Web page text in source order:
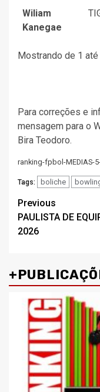
Wiliam
Kanegae
Mostrando de 1
Para correções e
mensagem para o
Bira Teodoro.
ranking-fpbol-MEDIAS-
Tags: boliche
Post
Previous
PAULISTA DE
2026